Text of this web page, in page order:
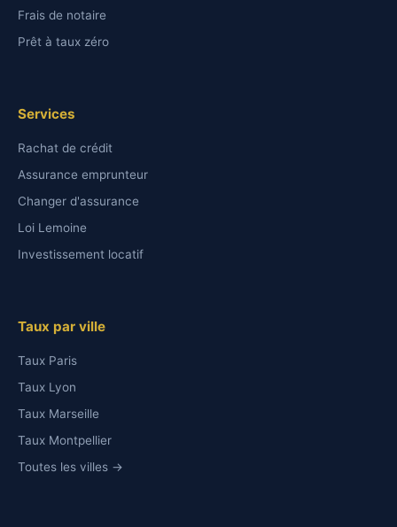
Frais de notaire
Prêt à taux zéro
Services
Rachat de crédit
Assurance emprunteur
Changer d'assurance
Loi Lemoine
Investissement locatif
Taux par ville
Taux Paris
Taux Lyon
Taux Marseille
Taux Montpellier
Toutes les villes →